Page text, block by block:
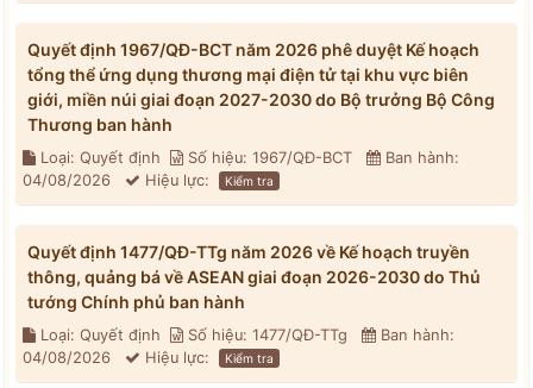
Quyết định 1967/QĐ-BCT năm 2026 phê duyệt Kế hoạch
tổng thể ứng dụng thương mại điện tử tại khu vực biên
giới, miền núi giai đoạn 2027-2030 do Bộ trưởng Bộ Công
Thương ban hành
Loại: Quyết định Số hiệu: 1967/QĐ-BCT
Ban hành:
04/08/2026
Hiệu lực: Kiểm tra
Quyết định 1477/QĐ-TTg năm 2026 về Kế hoạch truyền
thông, quảng bá về ASEAN giai đoạn 2026-2030 do Thủ
tướng Chính phủ ban hành
Loại: Quyết định Số hiệu: 1477/QĐ-TTg
Ban hành:
04/08/2026
Hiệu lực: Kiểm tra